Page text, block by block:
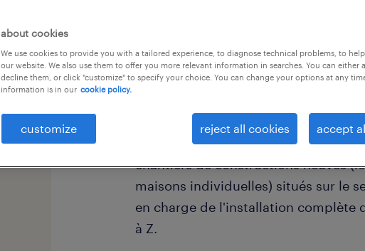
Rattaché(e) au chef de chantier,
chantiers de constructions neuves
maisons individuelles) situés sur le
en charge de l'installation complète
à Z.
about cookies
We use cookies to provide you with a tailored experience, to diagnose technical problems, to
our website. We also use them to offer you more relevant information in searches. You can either
decline them, or click "customize" to specify your choice. You can change your options at any
information is in our cookie policy.
customize reject all cookies accept